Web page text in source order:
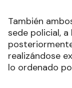
También
sede policial,
realizándose
lo ordenado